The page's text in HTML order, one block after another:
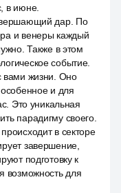
в июне.
дар. По
и венеры каждый
Также в этом
событие.
вами жизни. Оно
и для
Это уникальная
парадигму своего.
в секторе
завершение,
подготовку к
возможность для